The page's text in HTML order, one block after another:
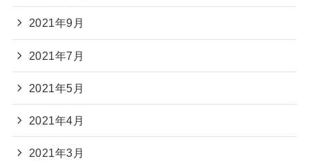
2021年9月
2021年7月
2021年5月
2021年4月
2021年3月